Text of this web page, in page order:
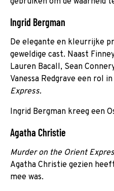
Ingrid Bergman
De elegante en kleurrijke
geweldige cast. Naast
Lauren Bacall, Sean
Vanessa Redgrave een rol in
Express.
Ingrid Bergman kreeg een
Agatha Christie
Murder on the Orient
Agatha Christie gezien
mee was.